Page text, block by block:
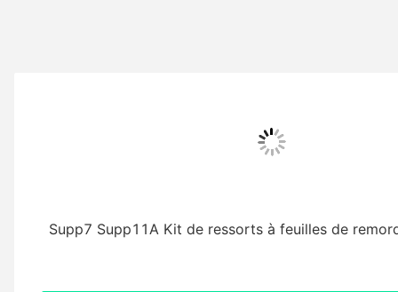
Supp7 Supp11A Kit de ressorts à feuilles de